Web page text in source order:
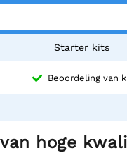
Starter kits
Beoordeling van
van hoge